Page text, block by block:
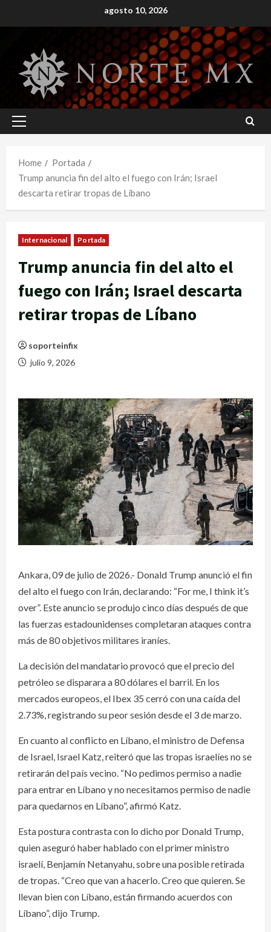
to
agosto 10, 2026
Primary
Home
Portada
Trump anuncia fin del alto el fuego con Irán; Israel
descarta retirar tropas de Líbano
Internacional Portada
Trump anuncia fin del alto el
fuego con Irán; Israel descarta
retirar tropas de Líbano
soporteinfix
julio 9, 2026
Ankara, 09 de julio de 2026.- Donald Trump anunció el fin
del alto el fuego con Irán, declarando: “For me, I think it’s
over”. Este anuncio se produjo cinco días después de que
las fuerzas estadounidenses completaran ataques contra
más de 80 objetivos militares iraníes.
La decisión del mandatario provocó que el precio del
petróleo se disparara a 80 dólares el barril. En los
mercados europeos, el Ibex 35 cerró con una caída del
2.73%, registrando su peor sesión desde el 3 de marzo.
En cuanto al conflicto en Líbano, el ministro de Defensa
de Israel, Israel Katz, reiteró que las tropas israelíes no se
retirarán del país vecino. “No pedimos permiso a nadie
para entrar en Líbano y no necesitamos permiso de nadie
para quedarnos en Líbano”, afirmó Katz.
Esta postura contrasta con lo dicho por Donald Trump,
quien aseguró haber hablado con el primer ministro
israelí, Benjamín Netanyahu, sobre una posible retirada
de tropas. “Creo que van a hacerlo. Creo que quieren. Se
llevan bien con Líbano, están firmando acuerdos con
Líbano”, dijo Trump.